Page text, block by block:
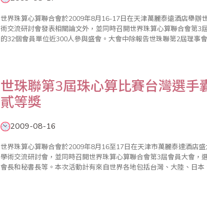
世界珠算心算聯合會於2009年8月16-17日在天津萬麗泰遠酒店舉辦
術交流研討會發表相關論文外，並同時召開世界珠算心算聯合會第3
的32個會員單位近300人參與盛會。大會中除報告世珠聯第2屆理事
世珠聯第3屆珠心算比賽台灣選手
貳等獎
2009-08-16
世界珠算心算聯合會於2009年8月16至17日在天津市萬麗泰達酒店
學術交流研討會，並同時召開世界珠算心算聯合會第3屆會員大會，
會長和秘書長等。本次活動計有來自世界各地包括台灣、大陸、日本